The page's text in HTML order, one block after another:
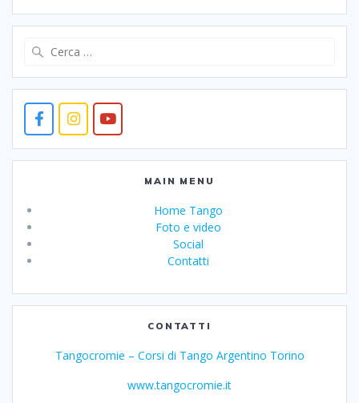
MAIN MENU
Home Tango
Foto e video
Social
Contatti
CONTATTI
Tangocromie – Corsi di Tango Argentino Torino
www.tangocromie.it